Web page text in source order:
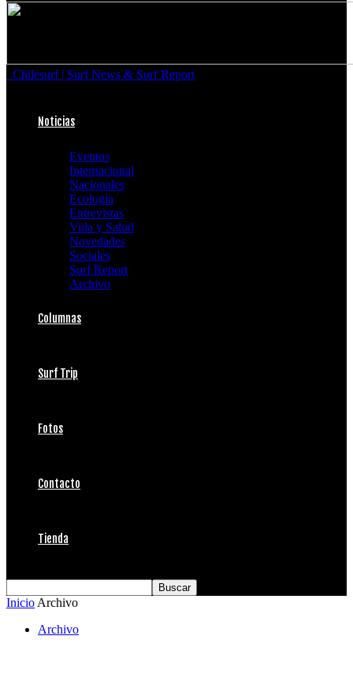
Chilesurf | Surf News & Surf Report
Noticias
Eventos
Internacional
Nacionales
Ecología
Entrevistas
Vida y Salud
Novedades
Sociales
Surf Report
Archivo
Columnas
Surf Trip
Fotos
Contacto
Tienda
Inicio Archivo
Archivo